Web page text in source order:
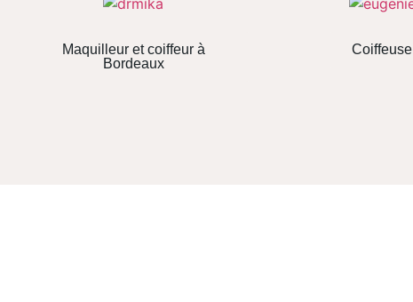
Maquilleur et coiffeur à
Bordeaux
Coiffeuse